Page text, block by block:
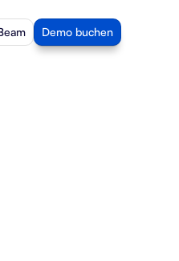
Demo buchen